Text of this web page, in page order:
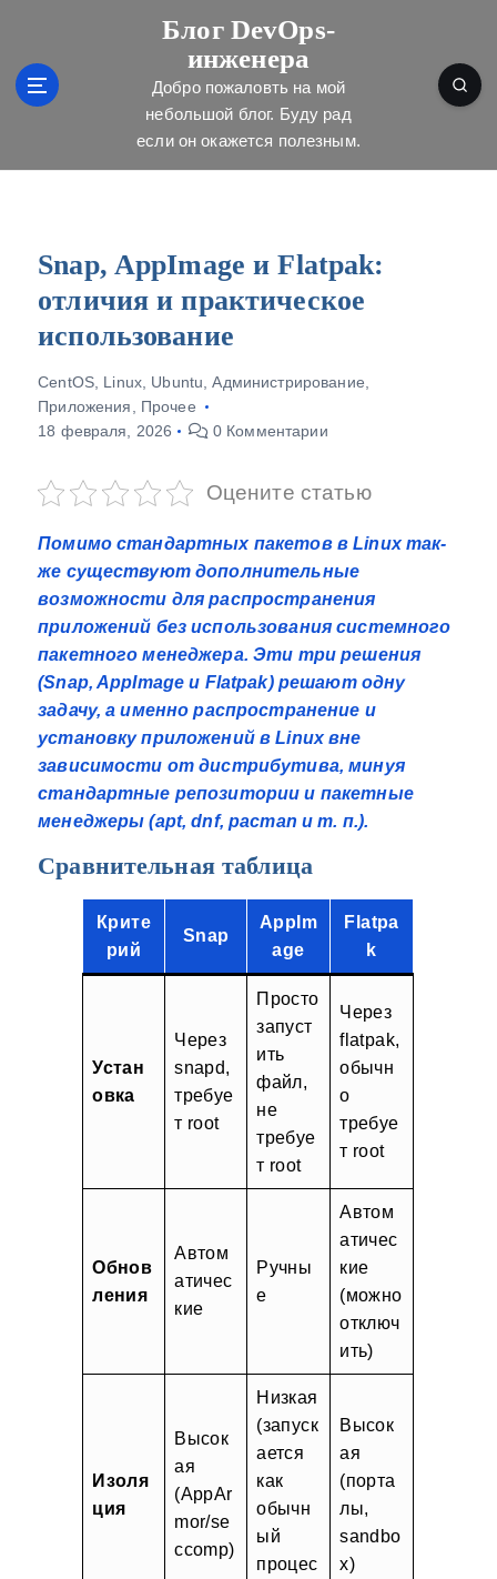
Блог DevOps-
инженера
Добро пожаловть на мой
небольшой блог. Буду рад
если он окажется полезным.
Snap, AppImage и Flatpak:
отличия и практическое
использование
CentOS, Linux, Ubuntu,Администрирование,
Приложения, Прочее
18 февраля, 2026
0 Комментарии
Оцените статью
Помимо стандартных пакетов в Linux так-
же существуют дополнительные
возможности для распространения
приложений без использования системного
пакетного менеджера. Эти три решения
(Snap, AppImage и Flatpak) решают одну
задачу, а именно распространение и
установку приложений в Linux вне
зависимости от дистрибутива, минуя
стандартные репозитории и пакетные
менеджеры (apt, dnf, pacman и т. п.).
Сравнительная таблица
Крите
рий
Snap
AppIm
age
Flatpa
k
Устан
овка
Через
snapd,
требуе
т root
Просто
запуст
ить
файл,
не
требуе
т root
Через
flatpak,
обычн
о
требуе
т root
Обнов
ления
Автом
атичес
кие
Ручны
е
Автом
атичес
кие
(можно
отключ
ить)
Изоля
ция
Высок
ая
(AppAr
mor/se
ccomp)
Низкая
(запуск
ается
как
обычн
ый
процес
Высок
ая
(порта
лы,
sandbo
x)